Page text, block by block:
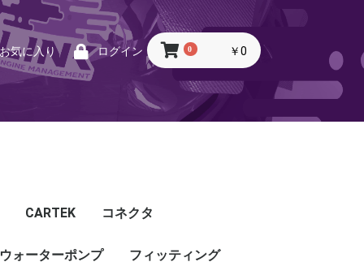
気に入り ログイン 0 ￥0
CARTEK
CARTEK
コネクタ
Lambda
Ignition
Injector
Throttle. Accele
Honda
Subaru
Toyota
Mazda
Mitsubishi
Nissan
Porsche
その他
ウォーターポンプ フィッティング